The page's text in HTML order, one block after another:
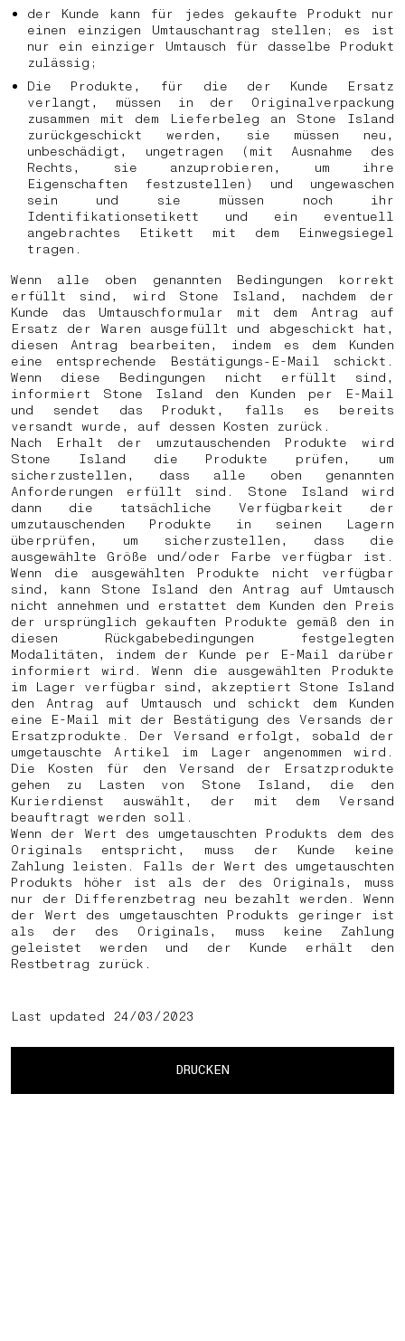
der Kunde kann für jedes gekaufte Produkt nur
einen einzigen Umtauschantrag stellen; es ist
nur ein einziger Umtausch für dasselbe Produkt
zulässig;
Die Produkte, für die der Kunde Ersatz
verlangt, müssen in der Originalverpackung
zusammen mit dem Lieferbeleg an Stone Island
zurückgeschickt werden, sie müssen neu,
unbeschädigt, ungetragen (mit Ausnahme des
Rechts, sie anzuprobieren, um ihre
Eigenschaften festzustellen) und ungewaschen
sein und sie müssen noch ihr
Identifikationsetikett und ein eventuell
angebrachtes Etikett mit dem Einwegsiegel
tragen.
Wenn alle oben genannten Bedingungen korrekt
erfüllt sind, wird Stone Island, nachdem der
Kunde das Umtauschformular mit dem Antrag auf
Ersatz der Waren ausgefüllt und abgeschickt hat,
diesen Antrag bearbeiten, indem es dem Kunden
eine entsprechende Bestätigungs-E-Mail schickt.
Wenn diese Bedingungen nicht erfüllt sind,
informiert Stone Island den Kunden per E-Mail
und sendet das Produkt, falls es bereits
versandt wurde, auf dessen Kosten zurück.
Nach Erhalt der umzutauschenden Produkte wird
Stone Island die Produkte prüfen, um
sicherzustellen, dass alle oben genannten
Anforderungen erfüllt sind. Stone Island wird
dann die tatsächliche Verfügbarkeit der
umzutauschenden Produkte in seinen Lagern
überprüfen, um sicherzustellen, dass die
ausgewählte Größe und/oder Farbe verfügbar ist.
Wenn die ausgewählten Produkte nicht verfügbar
sind, kann Stone Island den Antrag auf Umtausch
nicht annehmen und erstattet dem Kunden den Preis
der ursprünglich gekauften Produkte gemäß den in
diesen Rückgabebedingungen festgelegten
Modalitäten, indem der Kunde per E-Mail darüber
informiert wird. Wenn die ausgewählten Produkte
im Lager verfügbar sind, akzeptiert Stone Island
den Antrag auf Umtausch und schickt dem Kunden
eine E-Mail mit der Bestätigung des Versands der
Ersatzprodukte. Der Versand erfolgt, sobald der
umgetauschte Artikel im Lager angenommen wird.
Die Kosten für den Versand der Ersatzprodukte
gehen zu Lasten von Stone Island, die den
Kurierdienst auswählt, der mit dem Versand
beauftragt werden soll.
Wenn der Wert des umgetauschten Produkts dem des
Originals entspricht, muss der Kunde keine
Zahlung leisten. Falls der Wert des umgetauschten
Produkts höher ist als der des Originals, muss
nur der Differenzbetrag neu bezahlt werden. Wenn
der Wert des umgetauschten Produkts geringer ist
als der des Originals, muss keine Zahlung
geleistet werden und der Kunde erhält den
Restbetrag zurück.
Last updated 24/03/2023
DRUCKEN